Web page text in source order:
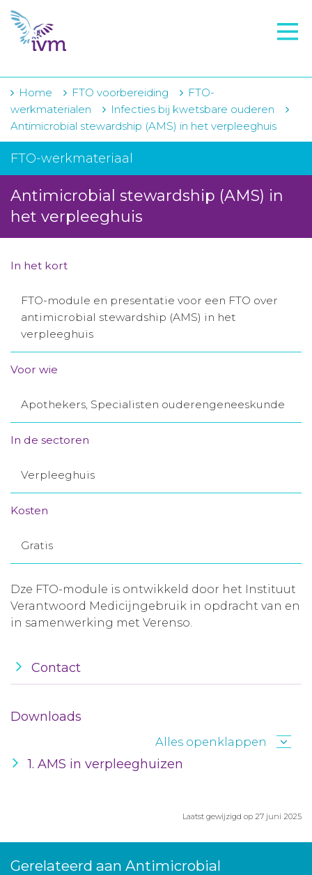
VMI
FTO voorbereiding
IVM-academie
Zorginstellingen
Projecten
Over IVM
Actueel
Contact
Winkelwagentje
Aanmelden nieuwsbrief
Home FTO voorbereiding
FTO-
werkmaterialen
Infecties bij kwetsbare ouderen
Antimicrobial stewardship (AMS) in het verpleeghuis
FTO-werkmateriaal
Antimicrobial stewardship (AMS) in
het verpleeghuis
In het kort
FTO-module en presentatie voor een FTO over
antimicrobial stewardship (AMS) in het
verpleeghuis
Voor wie
Apothekers, Specialisten ouderengeneeskunde
In de sectoren
Verpleeghuis
Kosten
Gratis
Dze FTO-module is ontwikkeld door het Instituut
Verantwoord Medicijngebruik in opdracht van en
in samenwerking met Verenso.
Contact
Downloads
Alles openklappen
1. AMS in verpleeghuizen
Laatst gewijzigd op 27 juni 2025
Gerelateerd aan Antimicrobial